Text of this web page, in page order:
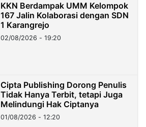
KKN Berdampak UMM Kelompok
167 Jalin Kolaborasi dengan SDN
1 Karangrejo
02/08/2026 - 19:20
Cipta Publishing Dorong Penulis
Tidak Hanya Terbit, tetapi Juga
Melindungi Hak Ciptanya
01/08/2026 - 12:20